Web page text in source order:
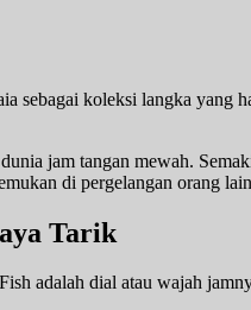
sebagai koleksi langka yang
jam tangan mewah.
di pergelangan orang
Tarik
adalah dial atau wajah